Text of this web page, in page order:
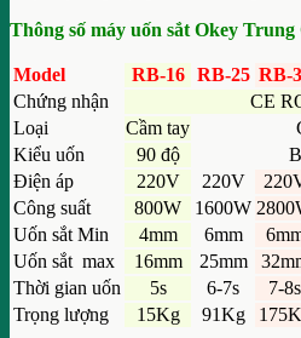
Thông số máy uốn sắt Okey Trung
Model RB-16 RB-25 RB-
Chứng nhận
CE
Loại
Cầm tay
Kiểu uốn
90 độ
Điện áp
220V 220V
Công suất
800W 1600W
Uốn sắt Min
4mm 6mm
Uốn sắt max
16mm 25mm
Thời gian uốn
5s 6-7s 7-8s
Trọng lượng
15Kg 91Kg